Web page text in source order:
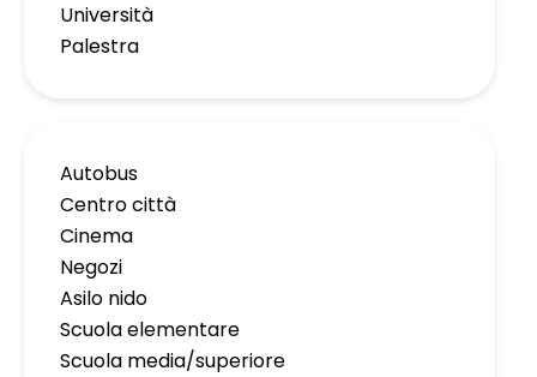
Università
Palestra
Autobus
Centro città
Cinema
Negozi
Asilo nido
Scuola elementare
Scuola media/superiore